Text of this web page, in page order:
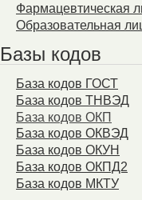
Фармацевтическая
Образовательная
Базы кодов
База кодов ГОСТ
База кодов ТНВЭД
База кодов ОКП
База кодов ОКВЭД
База кодов ОКУН
База кодов ОКПД2
База кодов МКТУ